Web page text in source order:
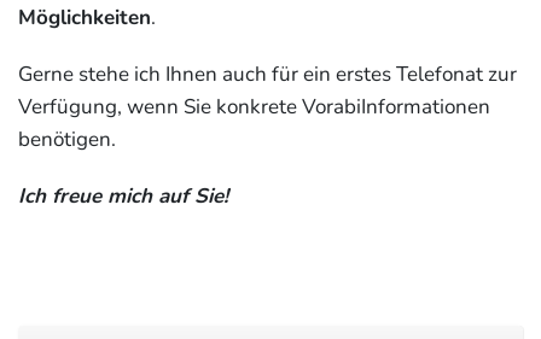
Möglichkeiten.
Gerne stehe ich Ihnen auch für ein erstes Telefonat zur
Verfügung, wenn Sie konkrete VorabiInformationen
benötigen.
Ich freue mich auf Sie!